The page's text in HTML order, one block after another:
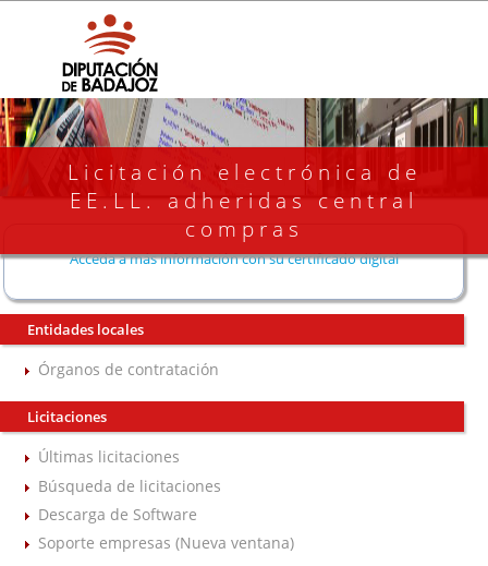
Licitación electrónica de
EE.LL. adheridas central
compras
Acceda a más información con su certificado digital
Entidades locales
Órganos de contratación
Licitaciones
Últimas licitaciones
Búsqueda de licitaciones
Descarga de Software
Soporte empresas (Nueva ventana)